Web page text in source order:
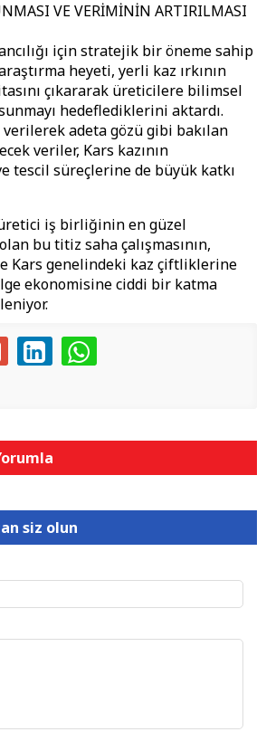
VE VERİMİNİN ARTIRILMASI
için stratejik bir öneme sahip
heyeti, yerli kaz ırkının
çıkararak üreticilere bilimsel
hedeflediklerini aktardı.
adeta gözü gibi bakılan
veriler, Kars kazının
tescil süreçlerine de büyük katkı
iş birliğinin en güzel
bu titiz saha çalışmasının,
Kars genelindeki kaz çiftliklerine
ekonomisine ciddi bir katma
siz olun